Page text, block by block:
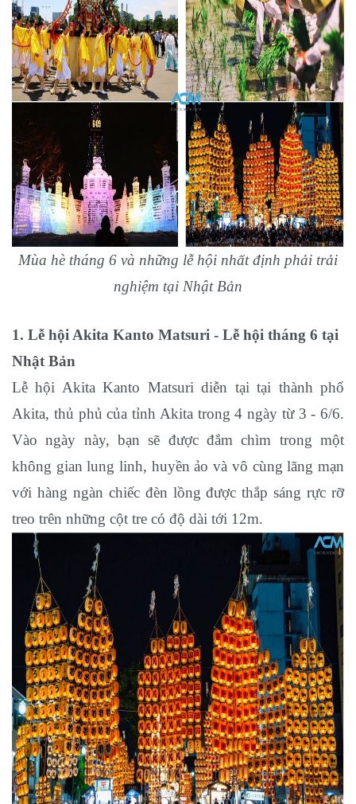
Mùa hè tháng 6 và những lễ hội nhất định phải trải
nghiệm tại Nhật Bản
1. Lễ hội Akita Kanto Matsuri - Lễ hội tháng 6 tại
Nhật Bản
Lễ hội Akita Kanto Matsuri diễn tại tại thành phố
Akita, thủ phủ của tỉnh Akita trong 4 ngày từ 3 - 6/6.
Vào ngày này, bạn sẽ được đắm chìm trong một
không gian lung linh, huyền ảo và vô cùng lãng mạn
với hàng ngàn chiếc đèn lồng được thắp sáng rực rỡ
treo trên những cột tre có độ dài tới 12m.